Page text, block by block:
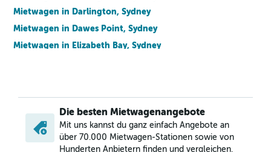
Mietwagen in Darlington, Sydney
Mietwagen in Dawes Point, Sydney
Mietwagen in Elizabeth Bay, Sydney
Mietwagen in Forest Lodge, Sydney
Mietwagen in Glebe, Sydney
Mietwagen in Haymarket, Sydney
Mietwagen in Millers Point, Sydney
Die besten Mietwagenangebote
Mit uns kannst du ganz einfach Angebote an
über 70.000 Mietwagen-Stationen sowie von
Hunderten Anbietern finden und vergleichen.